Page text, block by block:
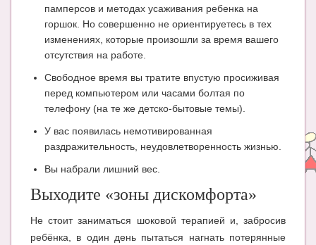
Блог Администратора
О проекте
памперсов и методах усаживания ребенка на
горшок. Но совершенно не ориентируетесь в тех
изменениях, которые произошли за время вашего
отсутствия на работе.
Свободное время вы тратите впустую просиживая
перед компьютером или часами болтая по
телефону (на те же детско-бытовые темы).
У вас появилась немотивированная
раздражительность, неудовлетворенность жизнью.
Вы набрали лишний вес.
Выходите «зоны дискомфорта»
Не стоит заниматься шоковой терапией и, забросив
ребёнка, в один день пытаться нагнать потерянные